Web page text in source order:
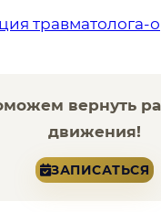
травматолога-
вернуть
движения!
ЗАПИСАТЬСЯ